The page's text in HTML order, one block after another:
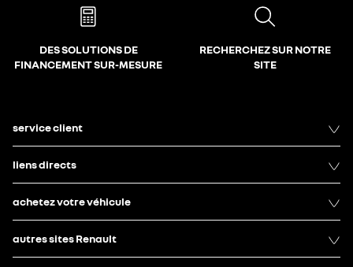
DES SOLUTIONS DE
FINANCEMENT SUR-MESURE
RECHERCHEZ SUR NOTRE
SITE
service client
liens directs
achetez votre véhicule
autres sites Renault